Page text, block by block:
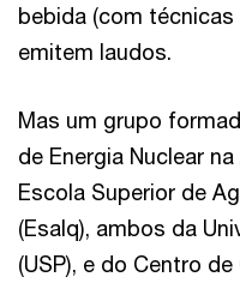
bebida (com técnicas
emitem laudos.
Mas um grupo
de Energia Nuclear
Escola Superior de
(Esalq), ambos da
(USP), e do Centro